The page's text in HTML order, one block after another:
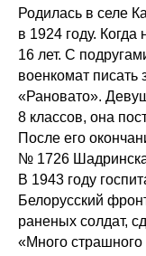
Родилась в селе
в 1924 году.
16 лет. С
военкомат писать
«Рановато».
8 классов, она
После его
№ 1726
В 1943 году
Белорусский
раненых солдат,
«Много